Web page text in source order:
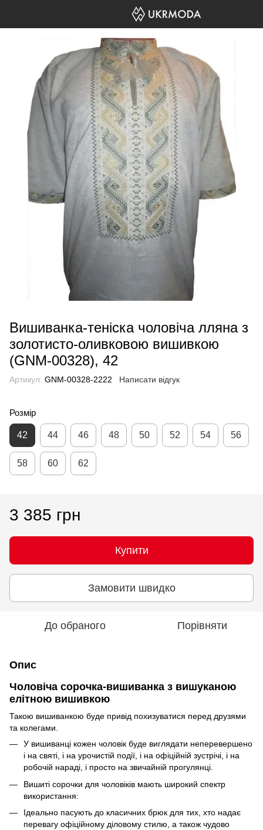
Вишиванка-теніска чоловіча лляна з
золотисто-оливковою вишивкою
(GNM-00328), 42
Артикул: GNM-00328-2222 Написати відгук
Розмір
42 44 46 48 50 52 54 56
58 60 62
3 385 грн
Купити
Замовити швидко
До обраного Порівняти
Опис
Чоловіча сорочка-вишиванка з вишуканою
елітною вишивкою
Такою вишиванкою буде привід похизуватися перед друзями
та колегами.
У вишиванці кожен чоловік буде виглядати неперевершено
і на святі, і на урочистій події, і на офіційній зустрічі, і на
робочій нараді, і просто на звичайній прогулянці.
Вишиті сорочки для чоловіків мають широкий спектр
використання:
Ідеально пасують до класичних брюк для тих, хто надає
перевагу офіційному діловому стилю, а також чудово